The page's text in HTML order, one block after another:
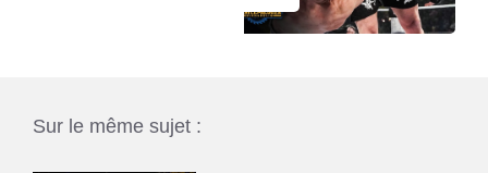
Sur le même sujet :